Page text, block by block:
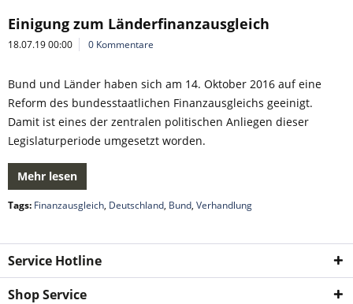
Einigung zum Länderfinanzausgleich
18.07.19 00:00 0 Kommentare
Bund und Länder haben sich am 14. Oktober 2016 auf eine
Reform des bundesstaatlichen Finanzausgleichs geeinigt.
Damit ist eines der zentralen politischen Anliegen dieser
Legislaturperiode umgesetzt worden.
Mehr lesen
Tags: Finanzausgleich, Deutschland, Bund, Verhandlung
Service Hotline
Shop Service